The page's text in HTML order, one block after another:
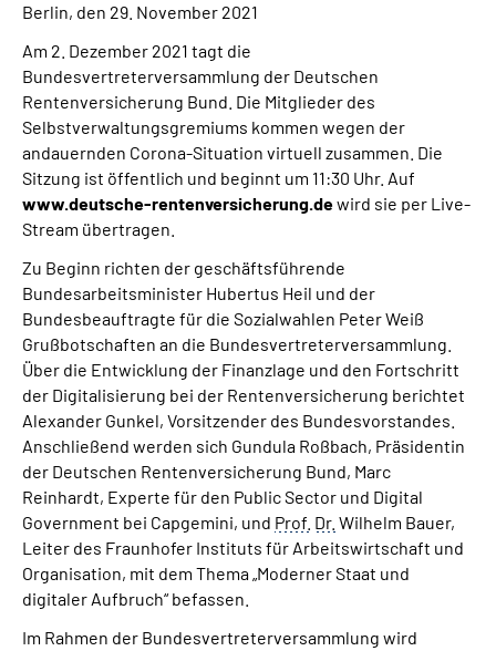
Suche
Language
Inhalte in Gebärdensprache (DGS)
Leichte Sprache
Mein Kundenportal
Berlin, den 29. November 2021
Am 2. Dezember 2021 tagt die
Bundesvertreterversammlung der Deutschen
Rentenversicherung Bund. Die Mitglieder des
Selbstverwaltungsgremiums kommen wegen der
andauernden Corona-Situation virtuell zusammen. Die
Sitzung ist öffentlich und beginnt um 11:30 Uhr. Auf
www.deutsche-rentenversicherung.dewird sie per Live-
Stream übertragen.
Zu Beginn richten der geschäftsführende
Bundesarbeitsminister Hubertus Heil und der
Bundesbeauftragte für die Sozialwahlen Peter Weiß
Grußbotschaften an die Bundesvertreterversammlung.
Über die Entwicklung der Finanzlage und den Fortschritt
der Digitalisierung bei der Rentenversicherung berichtet
Alexander Gunkel, Vorsitzender des Bundesvorstandes.
Anschließend werden sich Gundula Roßbach, Präsidentin
der Deutschen Rentenversicherung Bund, Marc
Reinhardt, Experte für den Public Sector und Digital
Government bei Capgemini, und Prof. Dr. Wilhelm Bauer,
Leiter des Fraunhofer Instituts für Arbeitswirtschaft und
Organisation, mit dem Thema „Moderner Staat und
digitaler Aufbruch“ befassen.
Im Rahmen der Bundesvertreterversammlung wird